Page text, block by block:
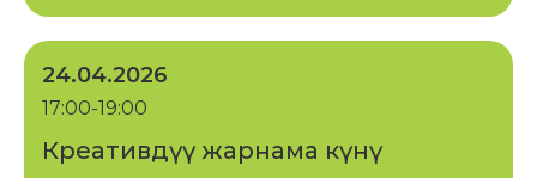
24.04.2026
17:00-19:00
Креативдүү жарнама күнү